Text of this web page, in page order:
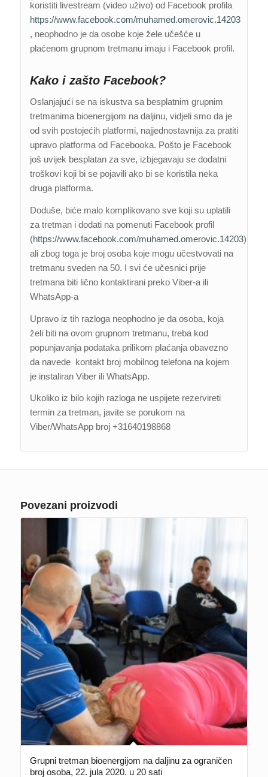
koristiti livestream (video uživo) od Facebook profila
https://www.facebook.com/muhamed.omerovic.14203
, neophodno je da osobe koje žele učešće u
plaćenom grupnom tretmanu imaju i Facebook profil.
Kako i zašto Facebook?
Oslanjajući se na iskustva sa besplatnim grupnim
tretmanima bioenergijom na daljinu, vidjeli smo da je
od svih postojećih platformi, najjednostavnija za pratiti
upravo platforma od Facebooka. Pošto je Facebook
još uvijek besplatan za sve, izbjegavaju se dodatni
troškovi koji bi se pojavili ako bi se koristila neka
druga platforma.
Doduše, biće malo komplikovano sve koji su uplatili
za tretman i dodati na pomenuti Facebook profil
(https://www.facebook.com/muhamed.omerovic.14203),
ali zbog toga je broj osoba koje mogu učestvovati na
tretmanu sveden na 50. I svi će učesnici prije
tretmana biti lično kontaktirani preko Viber-a ili
WhatsApp-a
Upravo iz tih razloga neophodno je da osoba, koja
želi biti na ovom grupnom tretmanu, treba kod
popunjavanja podataka prilikom plaćanja obavezno
da navede kontakt broj mobilnog telefona na kojem
je instaliran Viber ili WhatsApp.
Ukoliko iz bilo kojih razloga ne uspijete rezervireti
termin za tretman, javite se porukom na
Viber/WhatsApp broj +31640198868
Povezani proizvodi
Grupni tretman bioenergijom na daljinu za ograničen
broj osoba, 22. jula 2020. u 20 sati